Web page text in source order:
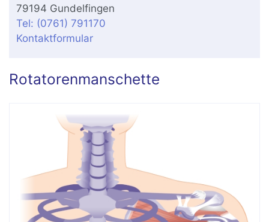
79194 Gundelfingen
Tel: (0761) 791170
Kontaktformular
Rotatorenmanschette